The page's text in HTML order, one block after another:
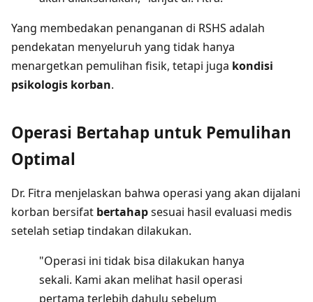
Yang membedakan penanganan di RSHS adalah
pendekatan menyeluruh yang tidak hanya
menargetkan pemulihan fisik, tetapi juga kondisi
psikologis korban.
Operasi Bertahap untuk Pemulihan
Optimal
Dr. Fitra menjelaskan bahwa operasi yang akan dijalani
korban bersifat bertahapsesuai hasil evaluasi medis
setelah setiap tindakan dilakukan.
"Operasi ini tidak bisa dilakukan hanya
sekali. Kami akan melihat hasil operasi
pertama terlebih dahulu sebelum